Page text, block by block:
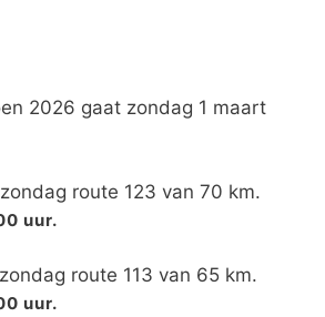
2026 gaat zondag 1 maart
route 123 van 70 km.
uur.
route 113 van 65 km.
uur.